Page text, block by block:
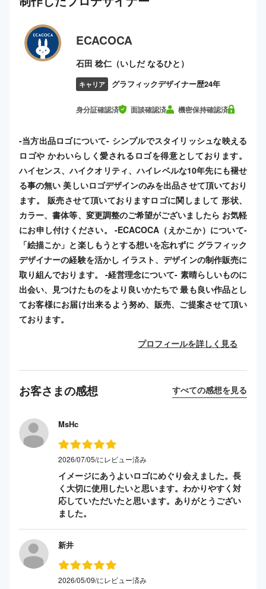
ECACOCA
石田 稔仁（いしだ なるひと）
キャリア グラフィックデザイナー歴24年
身分証確認済 面談確認済 機密保持確認済
-当方出品ロゴについて- シンプルでスタイリッシュな映える
ロゴや かわいらしく愛されるロゴを得意としております。
ハイセンス、ハイクオリティ、ハイレベルな10年先にも褪せ
る事の無い 美しいロゴデザインのみを出品させて頂いており
ます。 販売させて頂いておりますロゴに関しまして 形状、
カラー、書体等、変更調整のご希望がございましたら お気軽
にお申し付けください。 -ECACOCA（えかこか）について-
「絵描こか」と楽しもうとする想いを忘れずに グラフィック
デザイナーの経験を活かし イラスト、デザインの制作販売に
取り組んでおります。 -経営理念について- 素晴らしいものに
出会い、見つけたものをより良いかたちで 最も良い作品とし
てお客様にお届け出来るよう努め、販売、ご提案させて頂い
ております。
プロフィールを詳しく見る
お客さまの感想 すべての感想を見る
MsHc
2026/07/05/にレビュー済み
イメージにあうよいロゴにめぐり会えました。長
く大切に使用したいと思います。わかりやすく対
応していただいたと思います。ありがとうござい
ました。
新井
2026/05/09/にレビュー済み